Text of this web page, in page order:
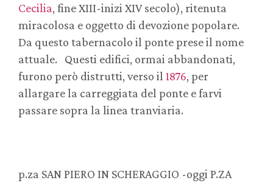
Cecilia, fine XIII-inizi XIV secolo), ritenuta
miracolosa e oggetto di devozione popolare.
Da questo tabernacolo il ponte prese il nome
attuale. Questi edifici, ormai abbandonati,
furono però distrutti, verso il 1876, per
allargare la carreggiata del ponte e farvi
passare sopra la linea tranviaria.
p.za SAN PIERO IN SCHERAGGIO -oggi P.ZA